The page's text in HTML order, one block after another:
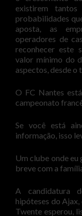
existirem
probabilidades
aposta, as
operadores de
reconhecer este
valor mínimo do
aspectos, desde o
O FC Nantes
campeonato
Se você está
informação, isso
Um clube onde eu
breve com a
A candidatura
hipóteses do
Twente esperou,